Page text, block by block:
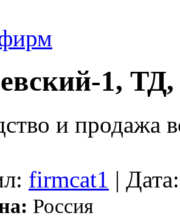
1,
и продажа
firmcat1 |
Россия